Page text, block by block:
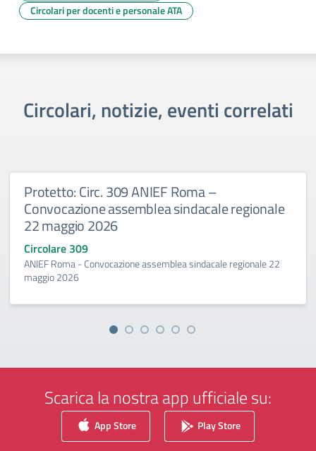
Circolari per docenti e personale ATA
Circolari, notizie, eventi correlati
Protetto: Circ. 309 ANIEF Roma –
Convocazione assemblea sindacale regionale
22 maggio 2026
Circolare 309
ANIEF Roma - Convocazione assemblea sindacale regionale 22
maggio 2026
Scarica la nostra app ufficiale su:
App Store Play Store